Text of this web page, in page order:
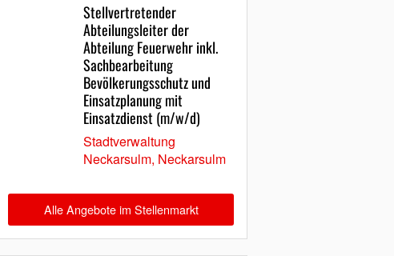
Stellvertretender
Abteilungsleiter der
Abteilung Feuerwehr inkl.
Sachbearbeitung
Bevölkerungsschutz und
Einsatzplanung mit
Einsatzdienst (m/w/d)
Stadtverwaltung
Neckarsulm, Neckarsulm
Alle Angebote im Stellenmarkt